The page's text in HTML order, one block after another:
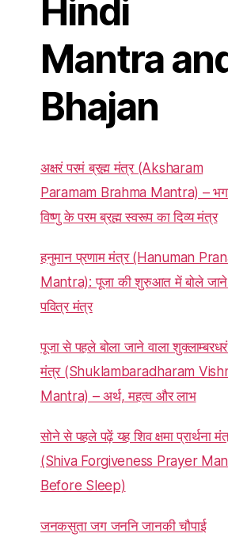
Hindi
Mantra
Bhajan
अक्षरं परमं ब्रह्म मंत्र (Aksharam
Paramam Brahma Mantra) –
विष्णु के परम ब्रह्म स्वरूप का दिव्य मंत्र
हनुमान प्रणाम मंत्र (Hanuman
Mantra): पूजा की शुरुआत में बोले जाने
पवित्र मंत्र
पूजा से पहले बोला जाने वाला शुक्लाम्बरधरं
मंत्र (Shuklambaradharam
Mantra) – अर्थ, महत्व और लाभ
सोने से पहले पढ़ें यह शिव क्षमा प्रार्थना
(Shiva Forgiveness Prayer
Before Sleep)
जनकसुता जग जननि जानकी चौपाई